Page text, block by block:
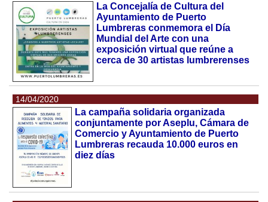
La Concejalía de Cultura del
Ayuntamiento de Puerto
Lumbreras conmemora el Día
Mundial del Arte con una
exposición virtual que reúne a
cerca de 30 artistas lumbrerenses
14/04/2020
La campaña solidaria organizada
conjuntamente por Aseplu, Cámara de
Comercio y Ayuntamiento de Puerto
Lumbreras recauda 10.000 euros en
diez días